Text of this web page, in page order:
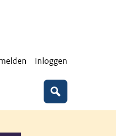
Inloggen
Zoeken